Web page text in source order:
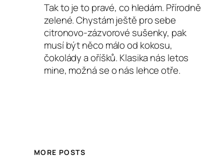
Tak to je to pravé, co hledám. Přírodně
zelené. Chystám ještě pro sebe
citronovo-zázvorové sušenky, pak
musí být něco málo od kokosu,
čokolády a oříšků. Klasika nás letos
mine, možná se o nás lehce otře.
MORE POSTS